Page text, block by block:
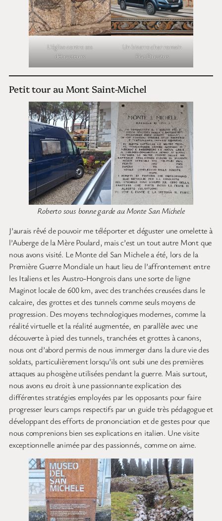
L’église contre ses
détracteurs
Un bizarre char romain
Fiat Ducatus
Petit tour au Mont Saint-Michel
Roberto sous bonne garde au Monte San Michele
J’aurais rêvé de pouvoir me téléporter et déguster une omelette à
l’Auberge de la Mère Poulard, mais c’est un tout autre Mont que
nous avons visité. Le Monte del San Michele a été, lors de la
Première Guerre Mondiale un haut lieu de l’affrontement entre
les Italiens et les Austro-Hongrois dans une sorte de ligne
Maginot locale de 600 km, avec des tranchées creusées dans le
calcaire, des grottes et des tunnels comme seuls moyens de
progression. Des moyens technologiques modernes, comme la
réalité virtuelle et la réalité augmentée, en parallèle avec une
découverte à pied des tunnels, tranchées et grottes à canons,
nous ont d’abord permis de nous immerger dans la dure vie des
soldats, particulièrement lorsqu’ils ont subi une des premières
attaques au phosgène utilisées pendant la guerre. Mais surtout,
nous avons eu droit à une passionnante explication des
différentes stratégies employées par les opposants pour faire
progresser leurs camps respectifs par un guide très pédagogue et
développant des efforts de prononciation et de gestes pour que
nous comprenions bien ses explications en italien. Une visite
exceptionnelle animée par des passionnés, comme on aime.